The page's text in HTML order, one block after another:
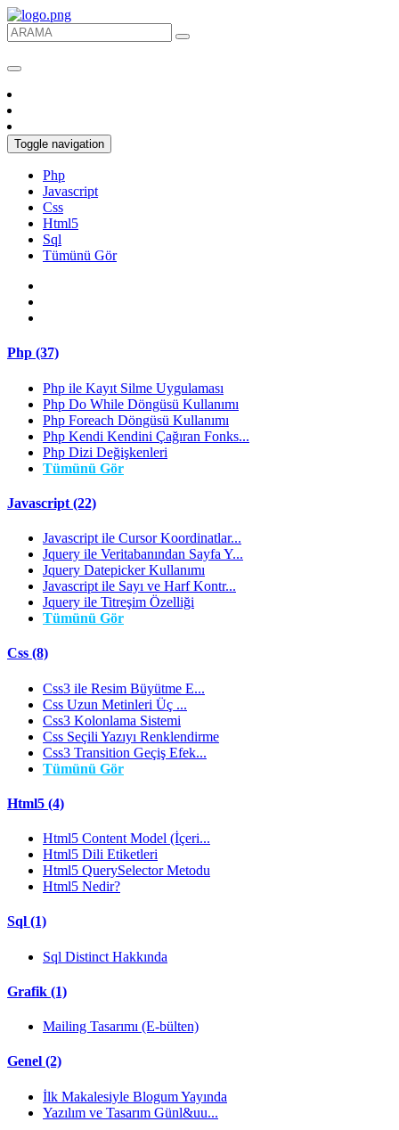
Toggle navigation
Php
Javascript
Css
Html5
Sql
Tümünü Gör
Php (37)
Php ile Kayıt Silme Uygulaması
Php Do While Döngüsü Kullanımı
Php Foreach Döngüsü Kullanımı
Php Kendi Kendini Çağıran Fonks...
Php Dizi Değişkenleri
Tümünü Gör
Javascript (22)
Javascript ile Cursor Koordinatlar...
Jquery ile Veritabanından Sayfa Y...
Jquery Datepicker Kullanımı
Javascript ile Sayı ve Harf Kontr...
Jquery ile Titreşim Özelliği
Tümünü Gör
Css (8)
Css3 ile Resim Büyütme E...
Css Uzun Metinleri Üç ...
Css3 Kolonlama Sistemi
Css Seçili Yazıyı Renklendirme
Css3 Transition Geçiş Efek...
Tümünü Gör
Html5 (4)
Html5 Content Model (İçeri...
Html5 Dili Etiketleri
Html5 QuerySelector Metodu
Html5 Nedir?
Sql (1)
Sql Distinct Hakkında
Grafik (1)
Mailing Tasarımı (E-bülten)
Genel (2)
İlk Makalesiyle Blogum Yayında
Yazılım ve Tasarım Günl&uu...